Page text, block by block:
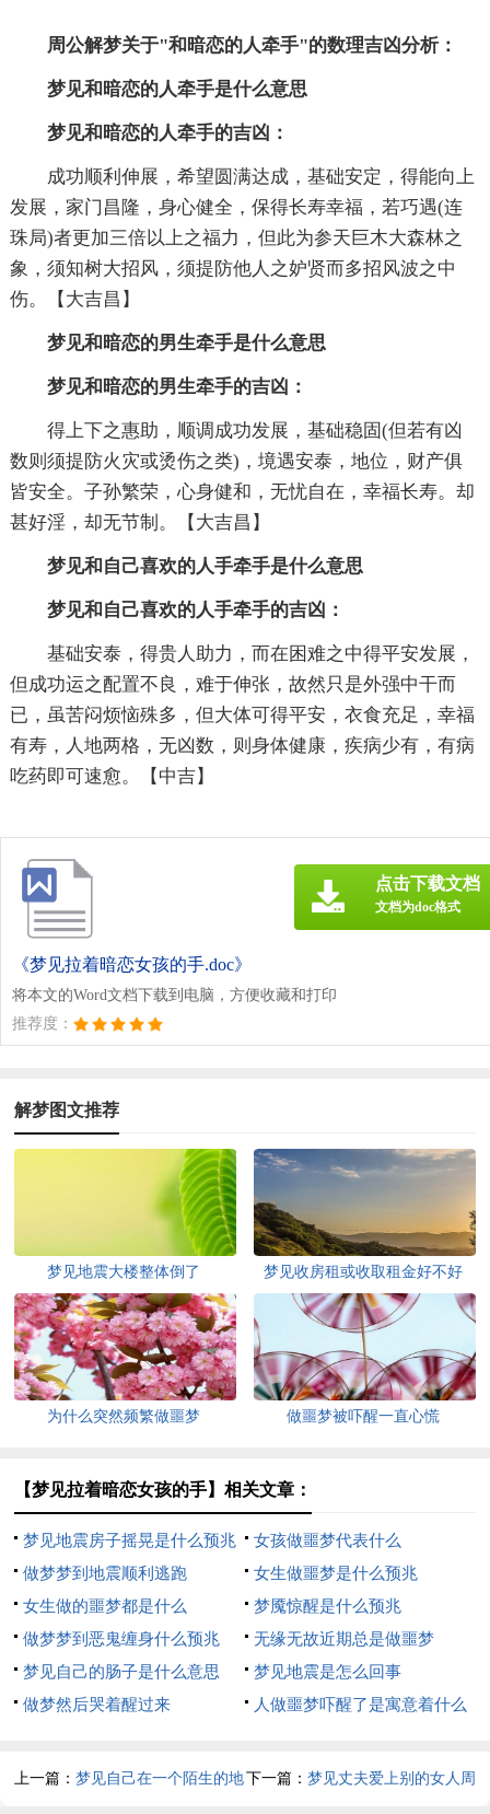
周公解梦关于"和暗恋的人牵手"的数理吉凶分析：
梦见和暗恋的人牵手是什么意思
梦见和暗恋的人牵手的吉凶：
成功顺利伸展，希望圆满达成，基础安定，得能向上
发展，家门昌隆，身心健全，保得长寿幸福，若巧遇(连
珠局)者更加三倍以上之福力，但此为参天巨木大森林之
象，须知树大招风，须提防他人之妒贤而多招风波之中
伤。【大吉昌】
梦见和暗恋的男生牵手是什么意思
梦见和暗恋的男生牵手的吉凶：
得上下之惠助，顺调成功发展，基础稳固(但若有凶
数则须提防火灾或烫伤之类)，境遇安泰，地位，财产俱
皆安全。子孙繁荣，心身健和，无忧自在，幸福长寿。却
甚好淫，却无节制。【大吉昌】
梦见和自己喜欢的人手牵手是什么意思
梦见和自己喜欢的人手牵手的吉凶：
基础安泰，得贵人助力，而在困难之中得平安发展，
但成功运之配置不良，难于伸张，故然只是外强中干而
已，虽苦闷烦恼殊多，但大体可得平安，衣食充足，幸福
有寿，人地两格，无凶数，则身体健康，疾病少有，有病
吃药即可速愈。【中吉】
《梦见拉着暗恋女孩的手.doc》
将本文的Word文档下载到电脑，方便收藏和打印
推荐度：
点击下载文档
文档为doc格式
解梦图文推荐
梦见地震大楼整体倒了 梦见收房租或收取租金好不好
为什么突然频繁做噩梦 做噩梦被吓醒一直心慌
【梦见拉着暗恋女孩的手】相关文章：
梦见地震房子摇晃是什么预兆
女孩做噩梦代表什么
做梦梦到地震顺利逃跑
女生做噩梦是什么预兆
女生做的噩梦都是什么
梦魇惊醒是什么预兆
做梦梦到恶鬼缠身什么预兆
无缘无故近期总是做噩梦
梦见自己的肠子是什么意思
梦见地震是怎么回事
做梦然后哭着醒过来
人做噩梦吓醒了是寓意着什么
上一篇：梦见自己在一个陌生的地下一篇： 梦见丈夫爱上别的女人周